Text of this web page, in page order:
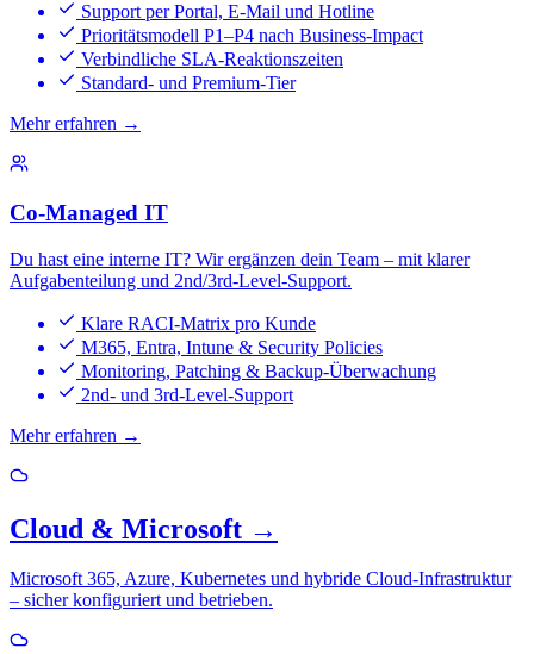
Support per Portal, E-Mail und Hotline
Prioritätsmodell P1–P4 nach Business-Impact
Verbindliche SLA-Reaktionszeiten
Standard- und Premium-Tier
Mehr erfahren →
Co-Managed IT
Du hast eine interne IT? Wir ergänzen dein Team – mit klarer
Aufgabenteilung und 2nd/3rd-Level-Support.
Klare RACI-Matrix pro Kunde
M365, Entra, Intune & Security Policies
Monitoring, Patching & Backup-Überwachung
2nd- und 3rd-Level-Support
Mehr erfahren →
Cloud & Microsoft →
Microsoft 365, Azure, Kubernetes und hybride Cloud-Infrastruktur
– sicher konfiguriert und betrieben.